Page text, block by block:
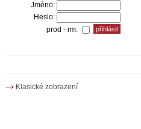
Jméno:
Heslo:
prod - rm: